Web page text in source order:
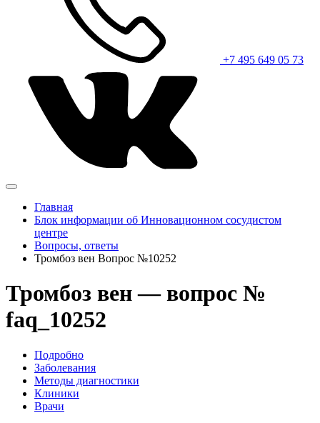
+7 495 649 05 73
Главная
Блок информации об Инновационном сосудистом
центре
Вопросы, ответы
Тромбоз вен Вопрос №10252
Тромбоз вен — вопрос №
faq_10252
Подробно
Заболевания
Методы диагностики
Клиники
Врачи